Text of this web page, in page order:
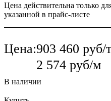
Цена действительна только
указанной в прайс-листе
Цена:903 460 руб/т
2 574 руб/м
В наличии